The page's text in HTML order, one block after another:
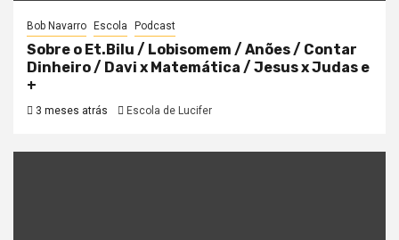
Bob Navarro Escola Podcast
Sobre o Et.Bilu / Lobisomem / Anões / Contar
Dinheiro / Davi x Matemática / Jesus x Judas e
+
3 meses atrás Escola de Lucifer